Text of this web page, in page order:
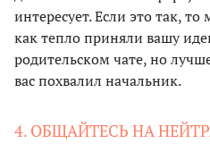
интересует. Если это так,
как тепло приняли вашу
родительском чате, но
вас похвалил начальник.
4. ОБЩАЙТЕСЬ НА